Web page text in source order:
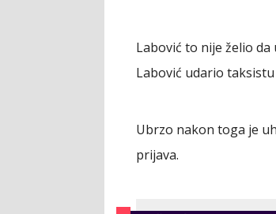
Labović to nije želio
Labović udario
Ubrzo nakon toga je
prijava.